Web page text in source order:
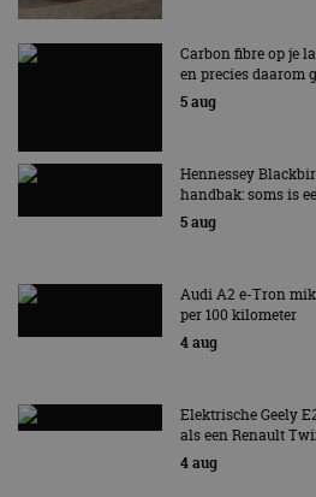
Carbon fibre op je
en precies daarom
5 aug
Hennessey
handbak: soms is
5 aug
Audi A2 e-Tron
per 100 kilometer
4 aug
Elektrische Geely
als een Renault
4 aug